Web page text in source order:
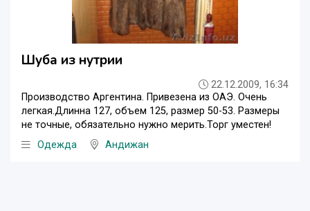
Шуба из нутрии
22.12.2009, 16:34
Производство Аргентина. Привезена из ОАЭ. Очень
легкая.Длинна 127, объем 125, размер 50-53. Размеры
не точные, обязательно нужно мерить.Торг уместен!
Одежда
Андижан